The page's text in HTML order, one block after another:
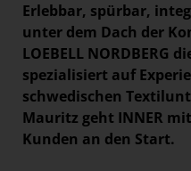
Erlebbar, spürbar,
unter dem Dach der
LOEBELL NORDBERG
spezialisiert auf
schwedischen
Mauritz geht INNER
Kunden an den Start.